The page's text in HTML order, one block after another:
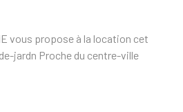
vous propose à la location cet
jardn Proche du centre-ville